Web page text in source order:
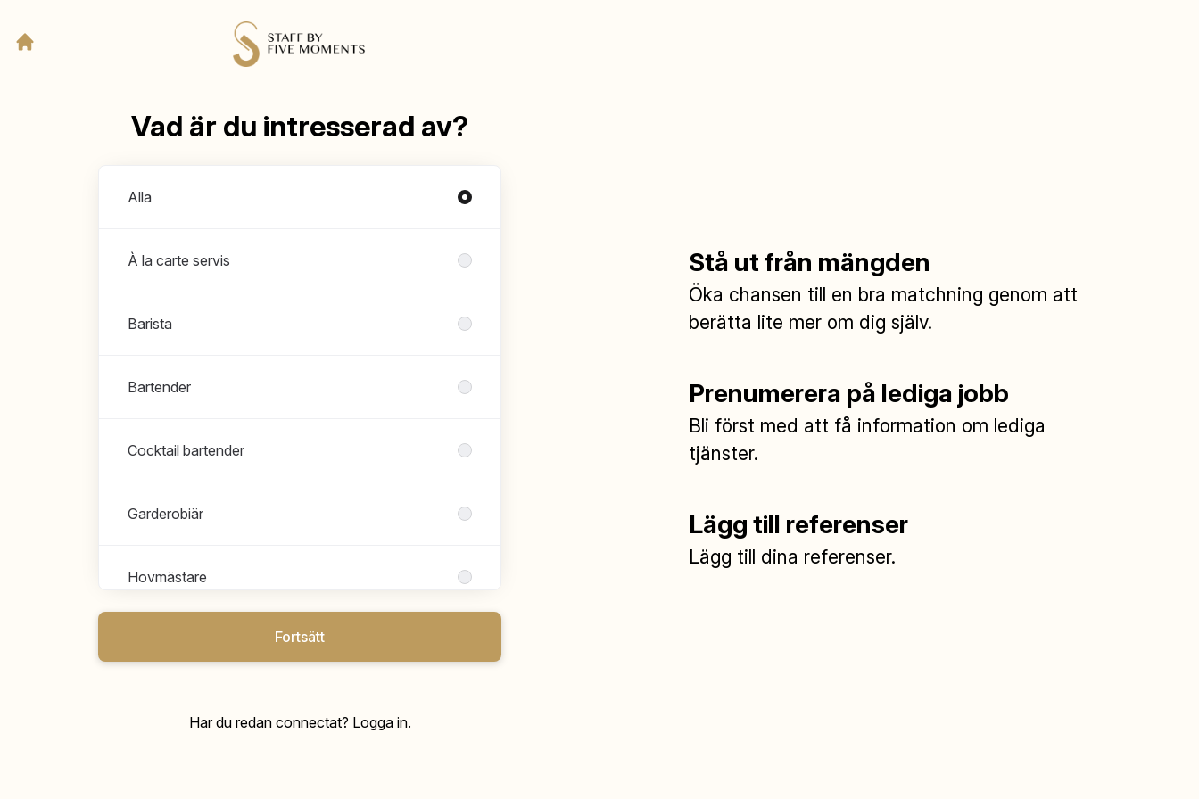
Vad är du intresserad av?
Alla
À la carte servis
Barista
Bartender
Cocktail bartender
Garderobiär
Hovmästare
Fortsätt
Har du redan connectat? Logga in.
Stå ut från mängden
Öka chansen till en bra matchning genom att
berätta lite mer om dig själv.
Prenumerera på lediga jobb
Bli först med att få information om lediga
tjänster.
Lägg till referenser
Lägg till dina referenser.